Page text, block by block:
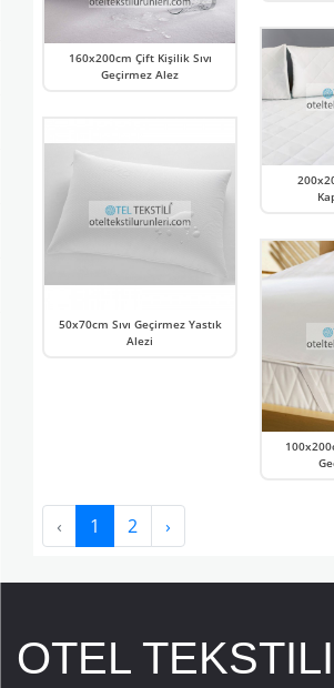
160x200cm Çift Kişilik Sıvı
Geçirmez Alez
50x70cm Sıvı Geçirmez Yastık
Alezi
‹ 1 2 ›
OTEL TEKSTILI